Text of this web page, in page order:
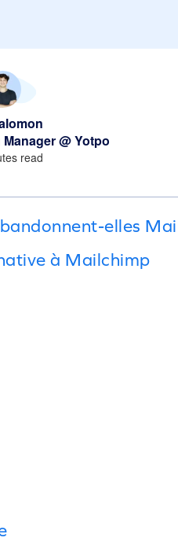
@ Yotpo
read
elles
à Mailchimp